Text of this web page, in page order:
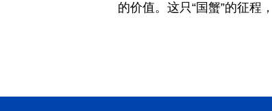
的价值。这只“国蟹”的征程